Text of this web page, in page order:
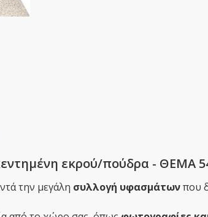
εκρού/πούδρα - ΘΕΜΑ
την μεγάλη συλλογή υφασμάτωνπου